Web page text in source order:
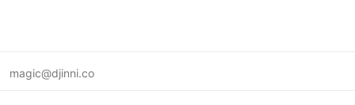
magic@djinni.co